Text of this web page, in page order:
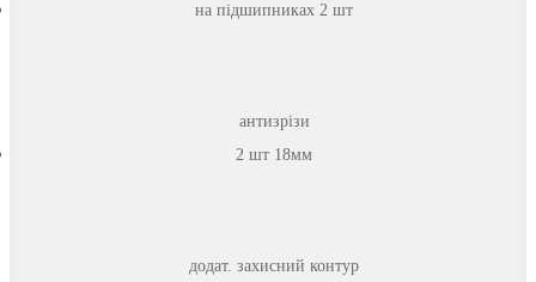
на підшипниках 2 шт
антизрізи
2 шт 18мм
додат. захисний контур